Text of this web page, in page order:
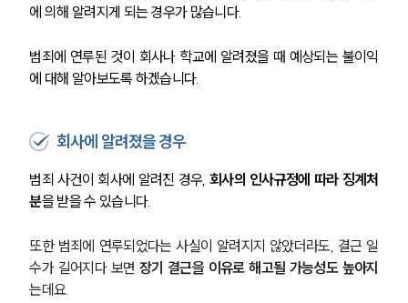
에 의해 알려지게 되는 경우가 많습니다.
범죄에 연루된 것이 회사나 학교에 알려졌을 때 예상되는 불이익
에 대해 알아보도록 하겠습니다.
회사에 알려졌을 경우
범죄 사건이 회사에 알려진 경우, 회사의 인사규정에 따라 징계처
분을 받을 수 있습니다.
또한 범죄에 연루되었다는 사실이 알려지지 않았더라도, 결근 일
수가 길어지다 보면 장기 결근을 이유로 해고될 가능성도 높아지
는데요.